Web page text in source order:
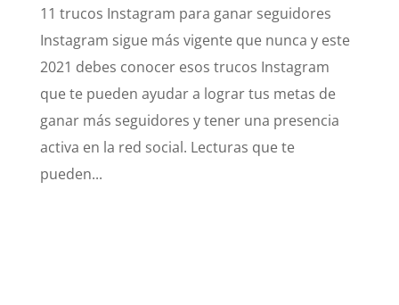
11 trucos Instagram para ganar seguidores
Instagram sigue más vigente que nunca y este
2021 debes conocer esos trucos Instagram
que te pueden ayudar a lograr tus metas de
ganar más seguidores y tener una presencia
activa en la red social. Lecturas que te
pueden...